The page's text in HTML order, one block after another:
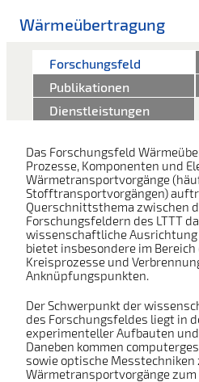
Wärmeübertragung
Forschungsfeld
Publikationen
Dienstleistungen
Das Forschungsfeld
Prozesse, Komponenten und
Wärmetransportvorgänge
Stofftransportvorgängen)
Querschnittsthema zwischen
Forschungsfeldern des LTTT
wissenschaftliche
bietet insbesondere im
Kreisprozesse und
Anknüpfungspunkten.
Der Schwerpunkt der
des Forschungsfeldes liegt in
experimenteller Aufbauten
Daneben kommen
sowie optische
Wärmetransportvorgänge zum